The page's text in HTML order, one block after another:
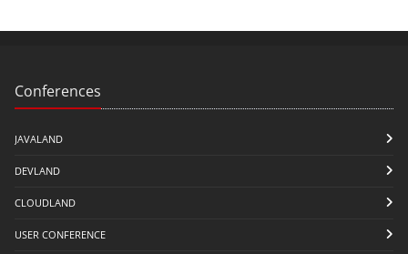
Conferences
JAVALAND
DEVLAND
CLOUDLAND
USER CONFERENCE